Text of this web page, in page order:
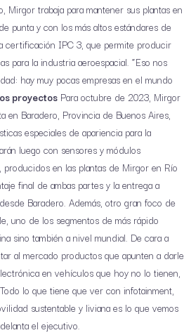
Mirgor trabaja para mantener sus plantas en
punta y con los más altos estándares de
certificación IPC 3, que permite producir
para la industria aeroespacial. “Eso nos
hay muy pocas empresas en el mundo
proyectos Para octubre de 2023, Mirgor
en Baradero, Provincia de Buenos Aires,
especiales de apariencia para la
luego con sensores y módulos
en las plantas de Mirgor en Río
final de ambas partes y la entrega a
Baradero. Además, otro gran foco de
uno de los segmentos de más rápido
sino también a nivel mundial. De cara a
al mercado productos que apunten a darle
en vehículos que hoy no lo tienen,
lo que tiene que ver con infotainment,
sustentable y liviana es lo que vemos
el ejecutivo.